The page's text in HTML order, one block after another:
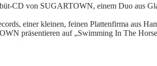
CD von SUGARTOWN, einem Duo aus
einer kleinen, feinen Plattenfirma aus
präsentieren auf „Swimming In The